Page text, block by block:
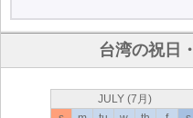
台湾の祝日
JULY (7月)